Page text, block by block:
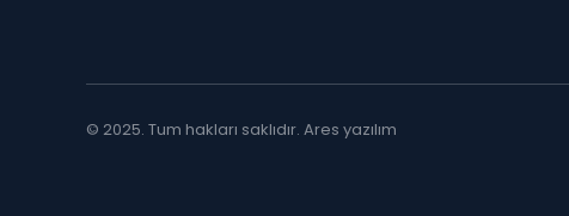
© 2025. Tum hakları saklıdır. Ares yazılım